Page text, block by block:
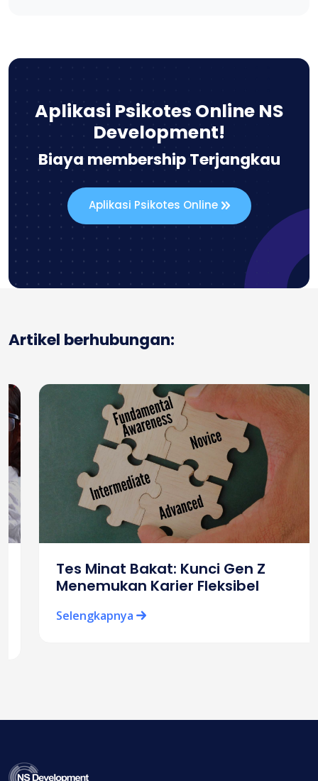
Aplikasi Psikotes Online NS
Development!
Biaya membership Terjangkau
Aplikasi Psikotes Online
Artikel berhubungan:
Tes Minat Bakat: Kunci Gen Z
Menemukan Karier Fleksibel
Selengkapnya